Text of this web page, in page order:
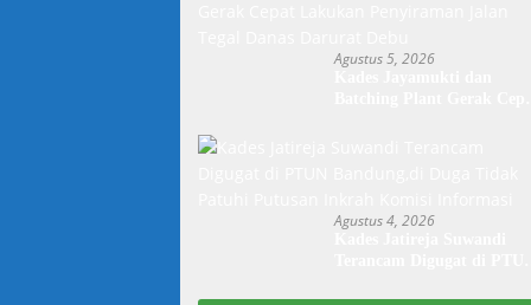
Agustus 5, 2026
Agustus 4, 2026